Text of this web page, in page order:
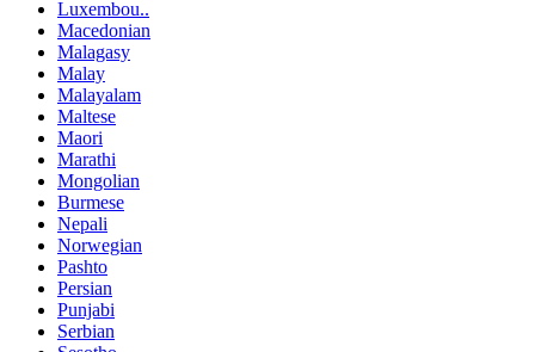
Luxembou..
Macedonian
Malagasy
Malay
Malayalam
Maltese
Maori
Marathi
Mongolian
Burmese
Nepali
Norwegian
Pashto
Persian
Punjabi
Serbian